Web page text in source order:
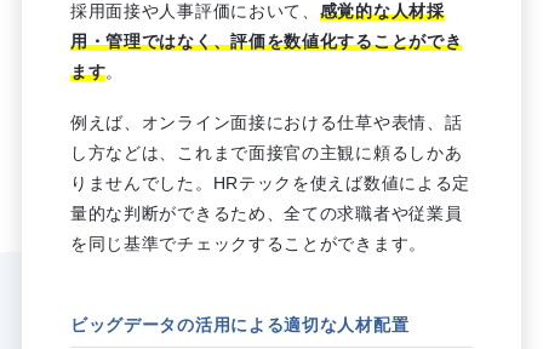
採用面接や人事評価において、 感覚的な人材採
用・管理ではなく、評価を数値化することができ
ます。
例えば、オンライン面接における仕草や表情、話
し方などは、これまで面接官の主観に頼るしかあ
りませんでした。HRテックを使えば数値による定
量的な判断ができるため、全ての求職者や従業員
を同じ基準でチェックすることができます。
ビッグデータの活用による適切な人材配置